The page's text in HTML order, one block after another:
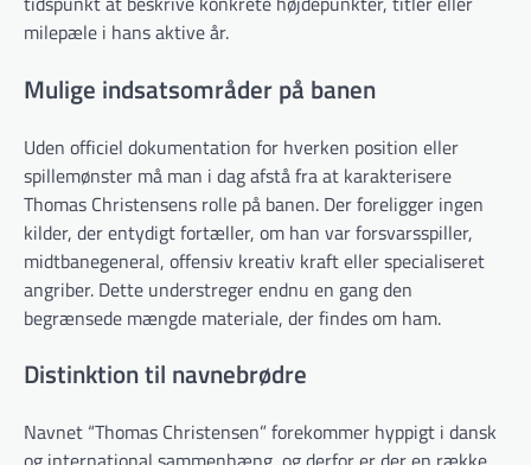
milepæle i hans aktive år.
Mulige indsatsområder på banen
Uden officiel dokumentation for hverken position eller
spillemønster må man i dag afstå fra at karakterisere
Thomas Christensens rolle på banen. Der foreligger ingen
kilder, der entydigt fortæller, om han var forsvarsspiller,
midtbanegeneral, offensiv kreativ kraft eller specialiseret
angriber. Dette understreger endnu en gang den
begrænsede mængde materiale, der findes om ham.
Distinktion til navnebrødre
Navnet “Thomas Christensen” forekommer hyppigt i dansk